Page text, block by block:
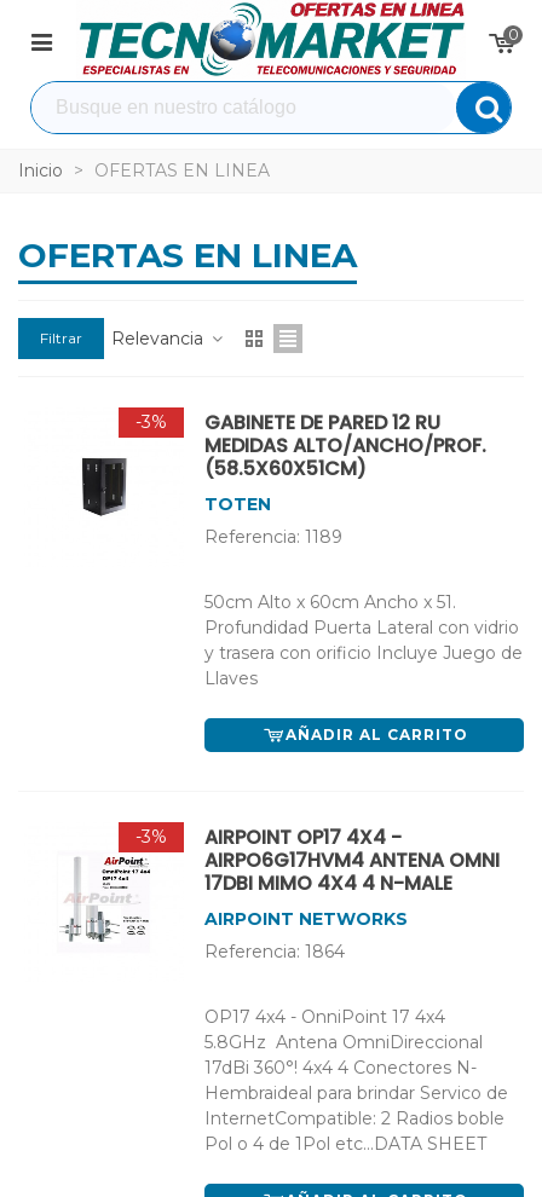
0
Inicio > OFERTAS EN LINEA
OFERTAS EN LINEA
Filtrar Relevancia
-3%
GABINETE DE PARED 12 RU
MEDIDAS ALTO/ANCHO/PROF.
(58.5X60X51CM)
TOTEN
Referencia: 1189
50cm Alto x 60cm Ancho x 51.
Profundidad Puerta Lateral con vidrio
y trasera con orificio Incluye Juego de
Llaves
AÑADIR AL CARRITO
-3%
AIRPOINT OP17 4X4 -
AIRPO6G17HVM4 ANTENA OMNI
17DBI MIMO 4X4 4 N-MALE
AIRPOINT NETWORKS
Referencia: 1864
OP17 4x4 - OnniPoint 17 4x4
5.8GHz Antena OmniDireccional
17dBi 360°! 4x4 4 Conectores N-
Hembraideal para brindar Servico de
InternetCompatible: 2 Radios boble
Pol o 4 de 1Pol etc...DATA SHEET